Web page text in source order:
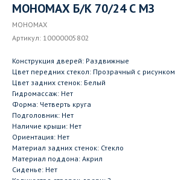
МОНОМАХ Б/К 70/24 С МЗ
МОНОМАХ
Артикул: 10000005802
Конструкция дверей: Раздвижные
Цвет передних стекол: Прозрачный с рисунком
Цвет задних стенок: Белый
Гидромассаж: Нет
Форма: Четверть круга
Подголовник: Нет
Наличие крыши: Нет
Ориентация: Нет
Материал задних стенок: Стекло
Материал поддона: Акрил
Сиденье: Нет